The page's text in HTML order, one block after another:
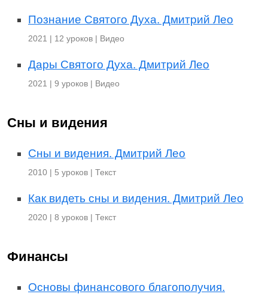
Познание Святого Духа. Дмитрий Лео
2021 | 12 уроков | Видео
Дары Святого Духа. Дмитрий Лео
2021 | 9 уроков | Видео
Сны и видения
Сны и видения. Дмитрий Лео
2010 | 5 уроков | Текст
Как видеть сны и видения. Дмитрий Лео
2020 | 8 уроков | Текст
Финансы
Основы финансового благополучия.